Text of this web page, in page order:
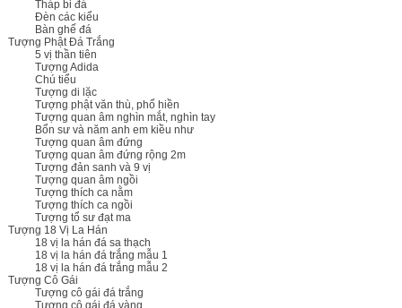
Tháp bi đá
Đèn các kiểu
Bàn ghế đá
Tượng Phật Đá Trắng
5 vị thần tiên
Tượng Adida
Chú tiểu
Tượng di lặc
Tượng phật văn thù, phổ hiền
Tượng quan âm nghìn mắt, nghìn tay
Bổn sư và năm anh em kiều như
Tượng quan âm đứng
Tượng quan âm đứng rộng 2m
Tượng đản sanh và 9 vị
Tượng quan âm ngồi
Tượng thích ca nằm
Tượng thích ca ngồi
Tượng tổ sư đạt ma
Tượng 18 Vị La Hán
18 vị la hán đá sa thạch
18 vị la hán đá trắng mẫu 1
18 vị la hán đá trắng mẫu 2
Tượng Cô Gái
Tượng cô gái đá trắng
Tượng cô gái đá vàng